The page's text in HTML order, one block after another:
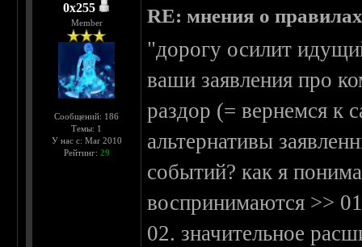
0х255
Member
Сообщений: 186
Темы: 1
У нас с: Mar 2010
Рейтинг: 29
RE: мнения о
"дорогу осилит
ваши заявления про
раздор (= вернемся к
альтернативы
событий? как я
воспринимаются >>
02. значительное